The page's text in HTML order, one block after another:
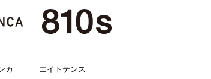
カ エイトテンス